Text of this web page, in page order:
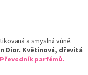
a smyslná vůně.
Dior. Květinová, dřevitá
Převodník parfémů.